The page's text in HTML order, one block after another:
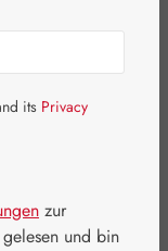
its Privacy
zur
gelesen und bin